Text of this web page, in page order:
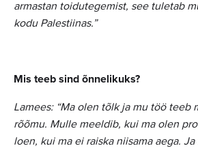
armastan toidutegemist, see tuletab
kodu Palestiinas.”
Mis teeb sind õnnelikuks?
Lamees: “Ma olen tõlk ja mu töö teeb
rõõmu. Mulle meeldib, kui ma olen
loen, kui ma ei raiska niisama aega.